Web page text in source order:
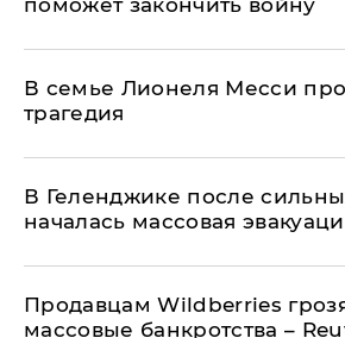
поможет закончить войну
В семье Лионеля Месси
трагедия
В Геленджике после
началась массовая
Продавцам Wildberries
массовые банкротства –